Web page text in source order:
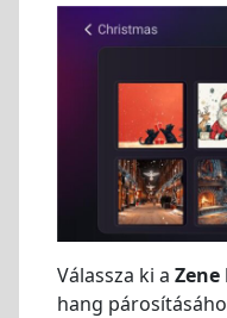
Válassza ki a Zene
hang